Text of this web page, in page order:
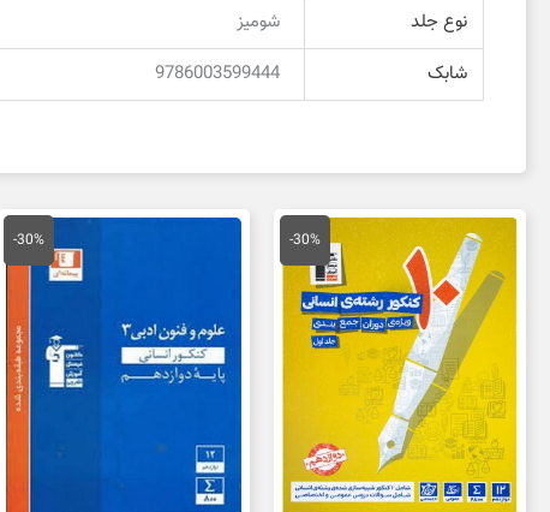
نوع جلد
شومیز
شابک
9786003599444
-30%
قیمت
68,000 تومان
قیمت
فعلی
-30%
قیمت
28,000 تومان
قیمت
فعلی